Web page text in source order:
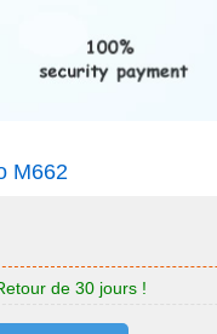
M662
de 30 jours !